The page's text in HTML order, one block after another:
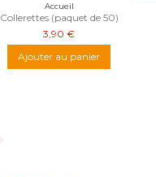
Accueil
Collerettes (paquet de 50)
3,90 €
Ajouter au panier